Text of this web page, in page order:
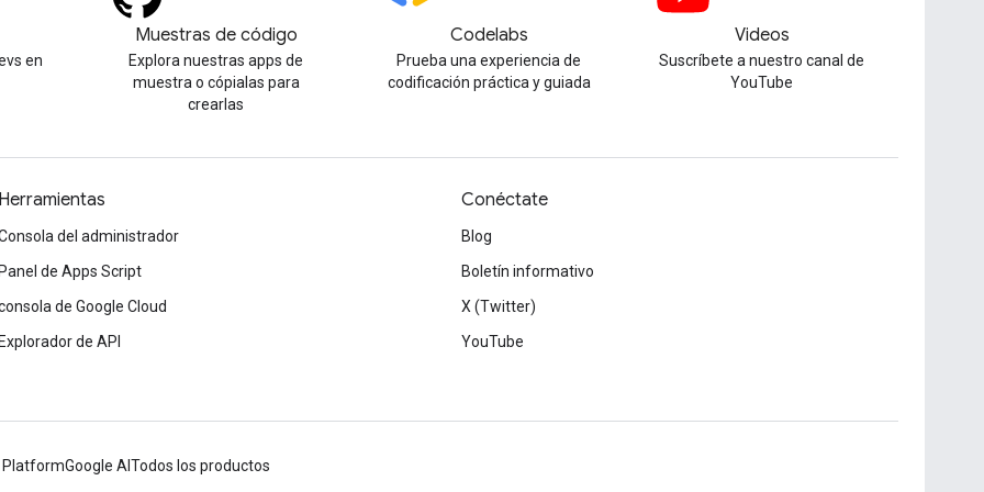
en
Muestras de código
Explora nuestras apps de
muestra o cópialas para
crearlas
Codelabs
Prueba una experiencia de
codificación práctica y guiada
Videos
Suscríbete a nuestro canal de
YouTube
del administrador
de Apps Script
de Google Cloud
de API
Conéctate
Blog
Boletín informativo
X (Twitter)
YouTube
PlatformGoogle AI Todos los productos